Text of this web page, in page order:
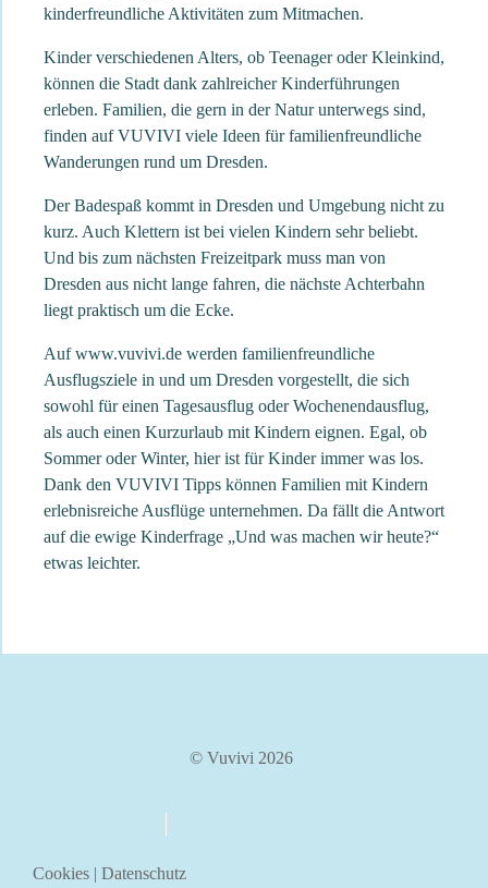
kinderfreundliche Aktivitäten zum Mitmachen.
Kinder verschiedenen Alters, ob Teenager oder Kleinkind,
können die Stadt dank zahlreicher Kinderführungen
erleben. Familien, die gern in der Natur unterwegs sind,
finden auf VUVIVI viele Ideen für familienfreundliche
Wanderungen rund um Dresden.
Der Badespaß kommt in Dresden und Umgebung nicht zu
kurz. Auch Klettern ist bei vielen Kindern sehr beliebt.
Und bis zum nächsten Freizeitpark muss man von
Dresden aus nicht lange fahren, die nächste Achterbahn
liegt praktisch um die Ecke.
Auf www.vuvivi.de werden familienfreundliche
Ausflugsziele in und um Dresden vorgestellt, die sich
sowohl für einen Tagesausflug oder Wochenendausflug,
als auch einen Kurzurlaub mit Kindern eignen. Egal, ob
Sommer oder Winter, hier ist für Kinder immer was los.
Dank den VUVIVI Tipps können Familien mit Kindern
erlebnisreiche Ausflüge unternehmen. Da fällt die Antwort
auf die ewige Kinderfrage „Und was machen wir heute?“
etwas leichter.
© Vuvivi 2026
Cookies | Datenschutz